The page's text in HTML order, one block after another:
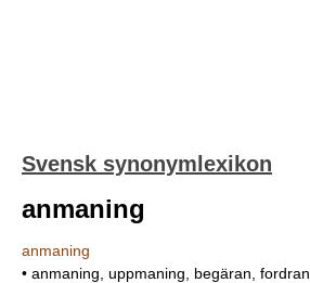
Svensk synonymlexikon
anmaning
anmaning
• anmaning, uppmaning, begäran, fordran